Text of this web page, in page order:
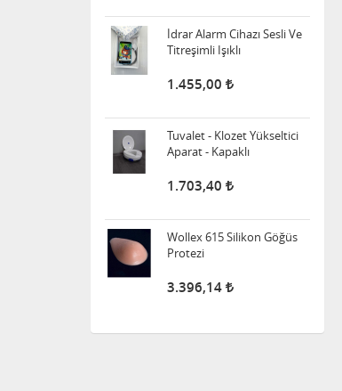
Tuvalet - Klozet Yükseltici
Aparat - Kapaklı
1.703,40
Wollex 615 Silikon Göğüs
Protezi
3.396,14
Süspansuvar Külodu
463,11
Medikalcim Klozet